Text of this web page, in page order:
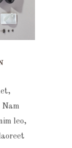
Nam
leo,